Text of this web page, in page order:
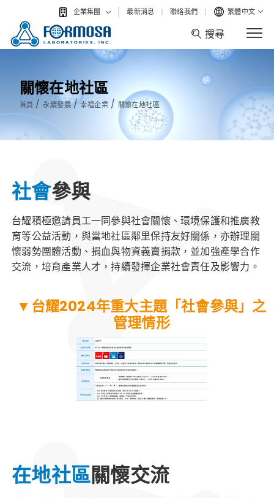
企業集團 最新消息 聯絡我們 繁體中文
搜尋
搜尋
關懷在地社區
首頁 / 永續發展/ 幸福企業 / 關懷在地社區
社會參與
台耀積極邀請員工一同參與社會關懷、環境保護和推廣教
育等公益活動，與當地社區鄰里保持友好關係，亦辦理關
懷弱勢團體活動、捐血與物資義賣捐款，並加強產學合作
交流，培育產業人才，持續發揮企業社會責任及影響力。
▼台耀2024年重大主題「社會參與」之
管理情形
在地社區關懷交流